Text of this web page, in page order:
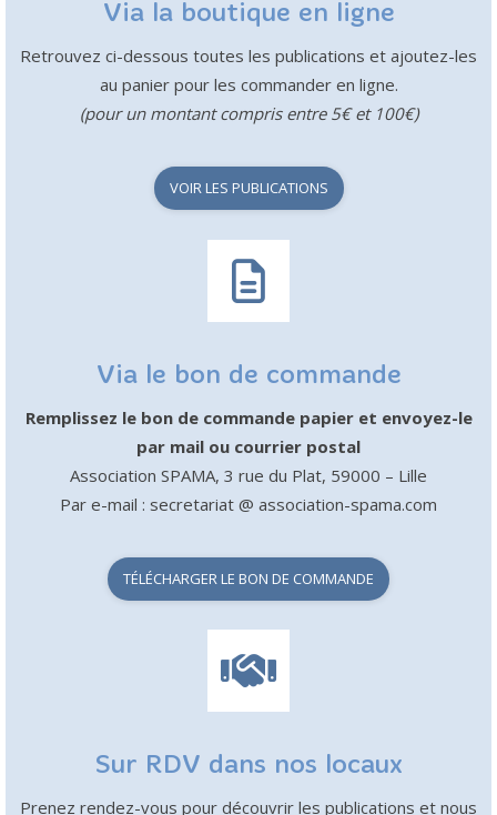
Via la boutique en ligne
Retrouvez ci-dessous toutes les publications et ajoutez-les
au panier pour les commander en ligne.
(pour un montant compris entre 5€ et 100€)
VOIR LES PUBLICATIONS
Via le bon de commande
Remplissez le bon de commande papier et envoyez-le
par mail ou courrier postal
Association SPAMA, 3 rue du Plat, 59000 – Lille
Par e-mail : secretariat @ association-spama.com
TÉLÉCHARGER LE BON DE COMMANDE
Sur RDV dans nos locaux
Prenez rendez-vous pour découvrir les publications et nous